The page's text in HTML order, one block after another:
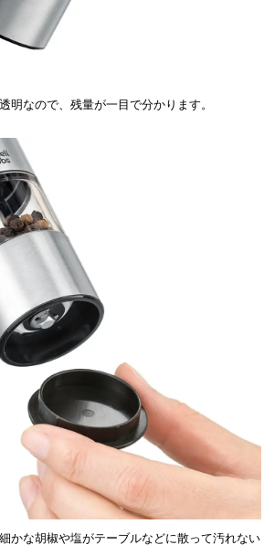
明なので、残量が一目で分かります。
かな胡椒や塩がテーブルなどに散って汚れない